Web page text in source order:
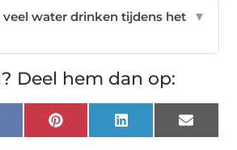
water drinken tijdens het
▼
Deel hem dan op:
Pinterest LinkedIn Email